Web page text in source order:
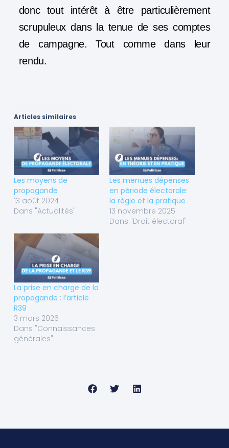
donc tout intérêt à être particulièrement
scrupuleux dans la tenue de ses comptes
de campagne. Tout comme dans leur
rendu.
Articles similaires
Les moyens de
propagande
13 août 2024
Dans "Actualités"
Les menues dépenses
en période électorale:
la règle et la pratique
13 novembre 2025
Dans "Droit électoral"
La prise en charge de la
propagande : l’article
R39
3 mars 2026
Dans "Connaissances
générales"